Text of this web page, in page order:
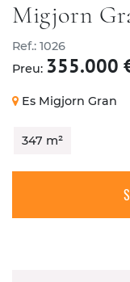
CONTACTE
Migjorn
Ref.: 1026
Preu: 355.000
Es Migjorn Gran
347 m²